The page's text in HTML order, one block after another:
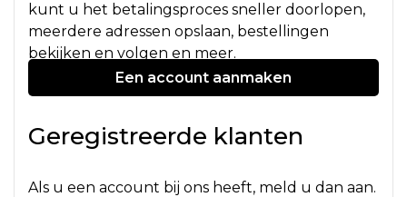
kunt u het betalingsproces sneller doorlopen,
meerdere adressen opslaan, bestellingen
bekijken en volgen en meer.
Een account aanmaken
Geregistreerde klanten
Als u een account bij ons heeft, meld u dan aan.